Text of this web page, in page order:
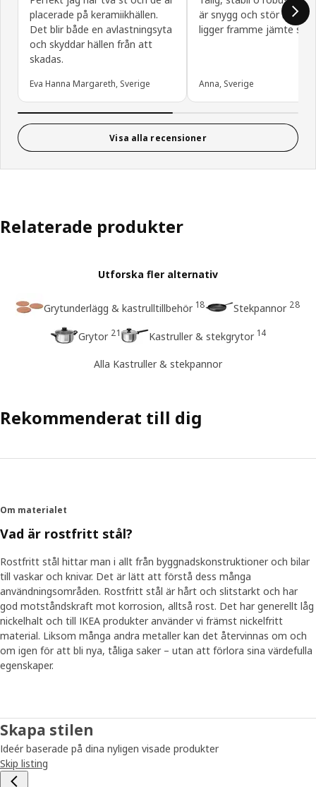
placerade på keramiikhällen.
Det blir både en avlastningsyta
och skyddar hällen från att
skadas.
Eva Hanna Margareth, Sverige
är snygg och stör inte
ligger framme jämte
Anna, Sverige
Visa alla recensioner
Relaterade produkter
Utforska fler alternativ
Grytunderlägg & kastrulltillbehör 18 Stekpannor 28
Grytor 21 Kastruller & stekgrytor 14
Alla Kastruller & stekpannor
Rekommenderat till dig
Om materialet
Vad är rostfritt stål?
Rostfritt stål hittar man i allt från byggnadskonstruktioner och bilar
till vaskar och knivar. Det är lätt att förstå dess många
användningsområden. Rostfritt stål är hårt och slitstarkt och har
god motståndskraft mot korrosion, alltså rost. Det har generellt låg
nickelhalt och till IKEA produkter använder vi främst nickelfritt
material. Liksom många andra metaller kan det återvinnas om och
om igen för att bli nya, tåliga saker – utan att förlora sina värdefulla
egenskaper.
Skapa stilen
Ideér baserade på dina nyligen visade produkter
Skip listing